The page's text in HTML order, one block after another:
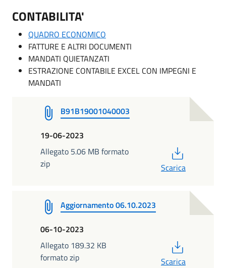
CONTABILITA'
QUADRO ECONOMICO
FATTURE E ALTRI DOCUMENTI
MANDATI QUIETANZATI
ESTRAZIONE CONTABILE EXCEL CON IMPEGNI E
MANDATI
B91B19001040003
19-06-2023
Allegato 5.06 MB formato
zip
Scarica
Aggiornamento 06.10.2023
06-10-2023
Allegato 189.32 KB
formato zip
Scarica